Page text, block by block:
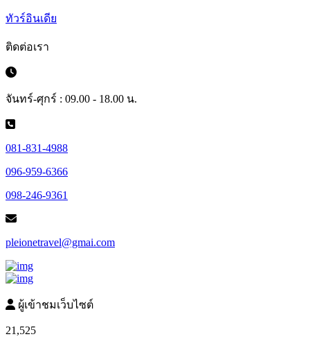
ทัวร์อินเดีย
ติดต่อเรา
จันทร์-ศุกร์ : 09.00 - 18.00 น.
081-831-4988
096-959-6366
098-246-9361
pleionetravel@gmai.com
ผู้เข้าชมเว็บไซต์
21,525